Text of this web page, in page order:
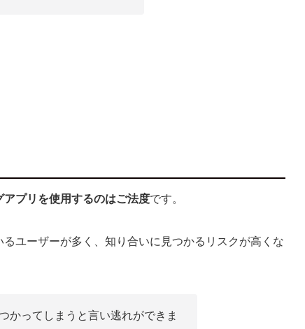
イやめとけ）
とのデートスポット
たときはどうすればいい？
グアプリがおすすめ
アプリを使用するのはご法度です。
ユーザーが多く、知り合いに見つかるリスクが高くな
かってしまうと言い逃れができま